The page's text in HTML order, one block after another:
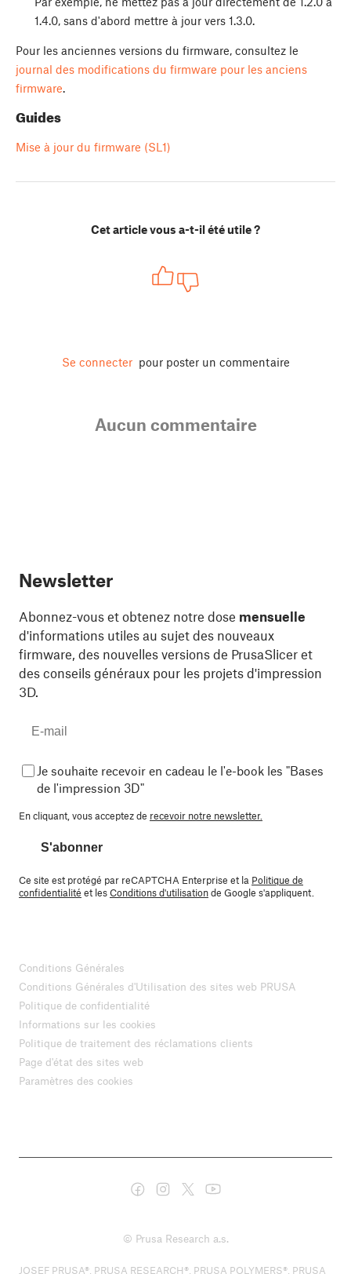
1.4.0, sans d'abord mettre à jour vers 1.3.0.
Pour les anciennes versions du firmware, consultez le
journal des modifications du firmware pour les anciens
firmware.
Guides
Mise à jour du firmware (SL1)
Cet article vous a-t-il été utile ?
Se connecter pour poster un commentaire
Aucun commentaire
Newsletter
Abonnez-vous et obtenez notre dose mensuelle
d'informations utiles au sujet des nouveaux
firmware, des nouvelles versions de PrusaSlicer et
des conseils généraux pour les projets d'impression
3D.
Je souhaite recevoir en cadeau le l'e-book les "Bases
de l'impression 3D"
En cliquant, vous acceptez de recevoir notre newsletter.
S'abonner
Ce site est protégé par reCAPTCHA Enterprise et la Politique de
confidentialité et lesConditions d'utilisationde Google s'appliquent.
Conditions Générales
Conditions Générales d'Utilisation des sites web PRUSA
Politique de confidentialité
Informations sur les cookies
Politique de traitement des réclamations clients
Page d'état des sites web
Paramètres des cookies
© Prusa Research a.s.
JOSEF PRUSA®, PRUSA RESEARCH®, PRUSA POLYMERS®, PRUSA